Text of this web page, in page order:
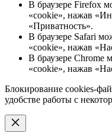
В браузере Firefox
«cookie», нажав
«Приватность».
В браузере Safari
«cookie», нажав
В браузере Chrome
«cookie», нажав
Блокирование cookies-
удобстве работы с